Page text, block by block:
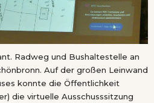
Radweg und Bushaltestelle an
Auf der großen Leinwand
konnte die Öffentlichkeit
die virtuelle Ausschusssitzung